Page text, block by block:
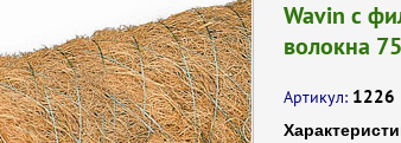
Wavin с
волокна
Артикул: 1226